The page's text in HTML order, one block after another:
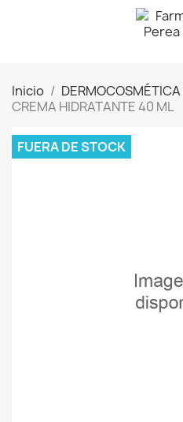
Inicio DERMOCOSMÉTICA
CREMA HIDRATANTE 40 ML
FUERA DE STOCK